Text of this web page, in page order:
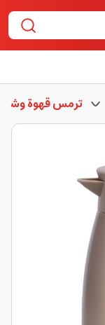
ترمس قهوة